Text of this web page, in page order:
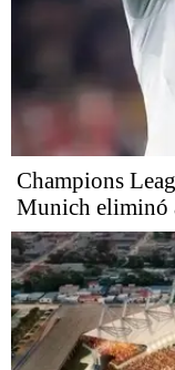
Champions
Munich eliminó